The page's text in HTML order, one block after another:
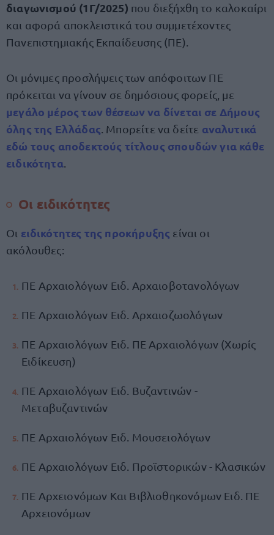
διαγωνισμού (1Γ/2025) που διεξήχθη το καλοκαίρι
και αφορά αποκλειστικά του συμμετέχοντες
Πανεπιστημιακής Εκπαίδευσης (ΠΕ).
Οι μόνιμες προσλήψεις των απόφοιτων ΠΕ
πρόκειται να γίνουν σε δημόσιους φορείς, με
μεγάλο μέρος των θέσεων να δίνεται σε Δήμους
όλης της Ελλάδας . Μπορείτε να δείτε αναλυτικά
εδώ τους αποδεκτούς τίτλους σπουδών για κάθε
ειδικότητα
Οι ειδικότητες
Οι ειδικότητες της προκήρυξης είναι οι
ακόλουθες:
ΠΕ Αρχαιολόγων Ειδ. Αρχαιοβοτανολόγων
ΠΕ Αρχαιολόγων Ειδ. Αρχαιοζωολόγων
ΠΕ Αρχαιολόγων Ειδ. ΠΕ Αρχαιολόγων (Χωρίς
Ειδίκευση)
ΠΕ Αρχαιολόγων Ειδ. Βυζαντινών -
Μεταβυζαντινών
ΠΕ Αρχαιολόγων Ειδ. Μουσειολόγων
ΠΕ Αρχαιολόγων Ειδ. Προϊστορικών - Κλασικών
ΠΕ Αρχειονόμων Και Βιβλιοθηκονόμων Ειδ. ΠΕ
Αρχειονόμων